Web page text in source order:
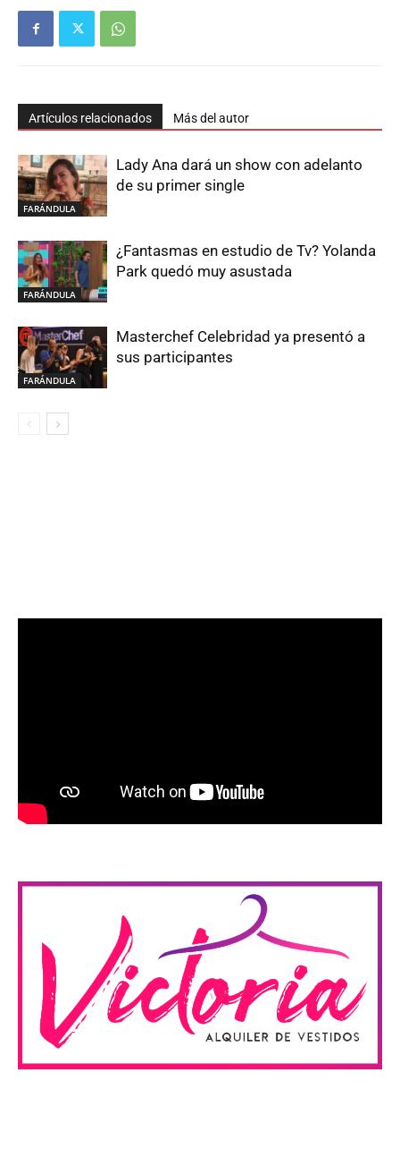
Artículos relacionados Más del autor
FARÁNDULA
Lady Ana dará un show con adelanto
de su primer single
FARÁNDULA
¿Fantasmas en estudio de Tv? Yolanda
Park quedó muy asustada
FARÁNDULA
Masterchef Celebridad ya presentó a
sus participantes